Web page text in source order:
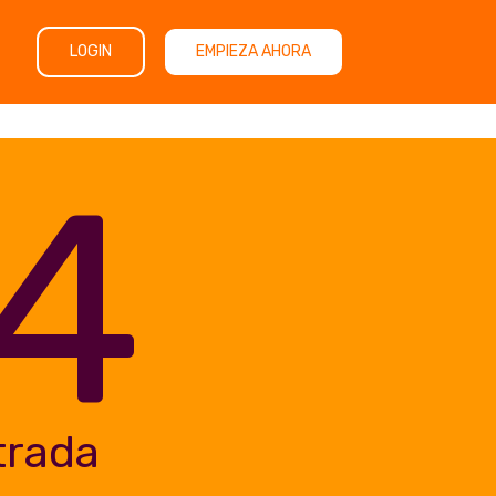
LOGIN EMPIEZA AHORA